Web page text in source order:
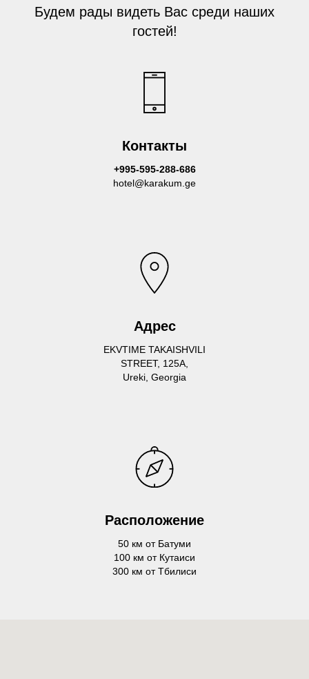
Будем рады видеть Вас среди наших
гостей!
Контакты
+995-595-288-686
hotel@karakum.ge
Адрес
EKVTIME TAKAISHVILI
STREET, 125A,
Ureki, Georgia
Расположение
50 км от Батуми
100 км от Кутаиси
300 км от Тбилиси